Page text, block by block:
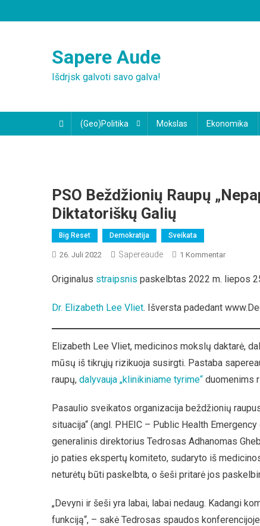
to
Sapere Aude
Išdrįsk galvoti savo galva!
(Geo)Politika Mokslas Ekonomika
PSO Beždžionių Raupų
Diktatoriškų Galių
Big Reset Demokratija Sveikata
26. Juli 2022 Sapereaude 1 KommentarZu
Jai
Galių
Originalus straipsnis paskelbtas 2022 m. liepos
Dr. Elizabeth Lee Vliet. Išversta padedant
Elizabeth Lee Vliet, medicinos mokslų daktarė,
mūsų iš tikrųjų rizikuoja susirgti. Pastaba
raupų, dalyvauja „klinikiniame tyrime“ duomenims
Pasaulio sveikatos organizacija beždžionių
situacija“ (angl. PHEIC – Public Health
generalinis direktorius Tedrosas Adhanomas
jo paties ekspertų komiteto, sudaryto iš
neturėtų būti paskelbta, o šeši pritarė jos
„Devyni ir šeši yra labai, labai nedaug. Kadangi
funkciją“, – sakė Tedrosas spaudos